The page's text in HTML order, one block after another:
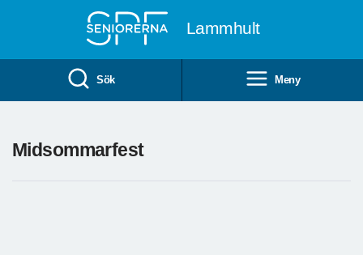
Lammhult
Sök Meny
Midsommarfest